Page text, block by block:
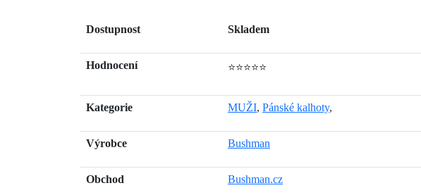
Dostupnost Skladem
Hodnocení ⭐⭐⭐⭐⭐
Kategorie MUŽI, Pánské kalhoty,
Výrobce Bushman
Obchod Bushman.cz